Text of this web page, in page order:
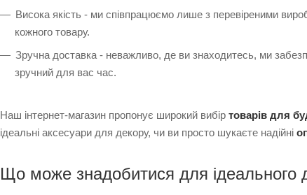
Висока якість - ми співпрацюємо лише з перевіреними
кожного товару.
Зручна доставка - неважливо, де ви знаходитесь, ми
зручний для вас час.
Наш інтернет-магазин пропонує широкий вибір товарів для
ідеальні аксесуари для декору, чи ви просто шукаєте надійні
Що може знадобитися для ідеального